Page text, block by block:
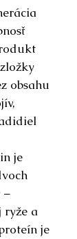
obsahu
je
–
ryže a
je